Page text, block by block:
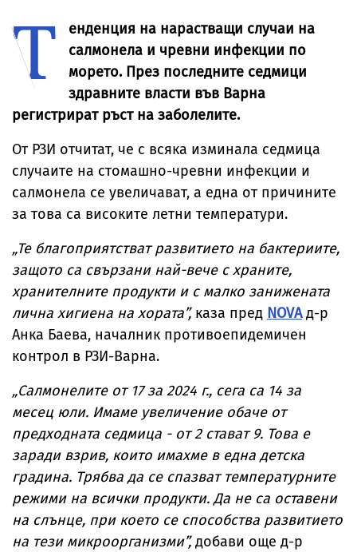
им
работи без
проблеми
въпреки Дунав
Т
енденция на нарастващи случаи на
салмонела и чревни инфекции по
морето. През последните седмици
здравните власти във Варна
регистрират ръст на заболелите.
От РЗИ отчитат, че с всяка изминала седмица
случаите на стомашно-чревни инфекции и
салмонела се увеличават, а една от причините
за това са високите летни температури.
„Те благоприятстват развитието на бактериите,
защото са свързани най-вече с храните,
хранителните продукти и с малко занижената
лична хигиена на хората”, каза пред NOVAд-р
Анка Баева, началник противоепидемичен
контрол в РЗИ-Варна.
„Салмонелите от 17 за 2024 г., сега са 14 за
месец юли. Имаме увеличение обаче от
предходната седмица - от 2 стават 9. Това е
заради взрив, които имахме в една детска
градина. Трябва да се спазват температурните
режими на всички продукти. Да не са оставени
на слънце, при което се способства развитието
на тези микроорганизми”,добави още д-р